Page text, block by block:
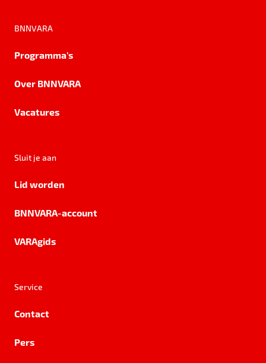
BNNVARA
Programma's
Over BNNVARA
Vacatures
Sluit je aan
Lid worden
BNNVARA-account
VARAgids
Service
Contact
Pers